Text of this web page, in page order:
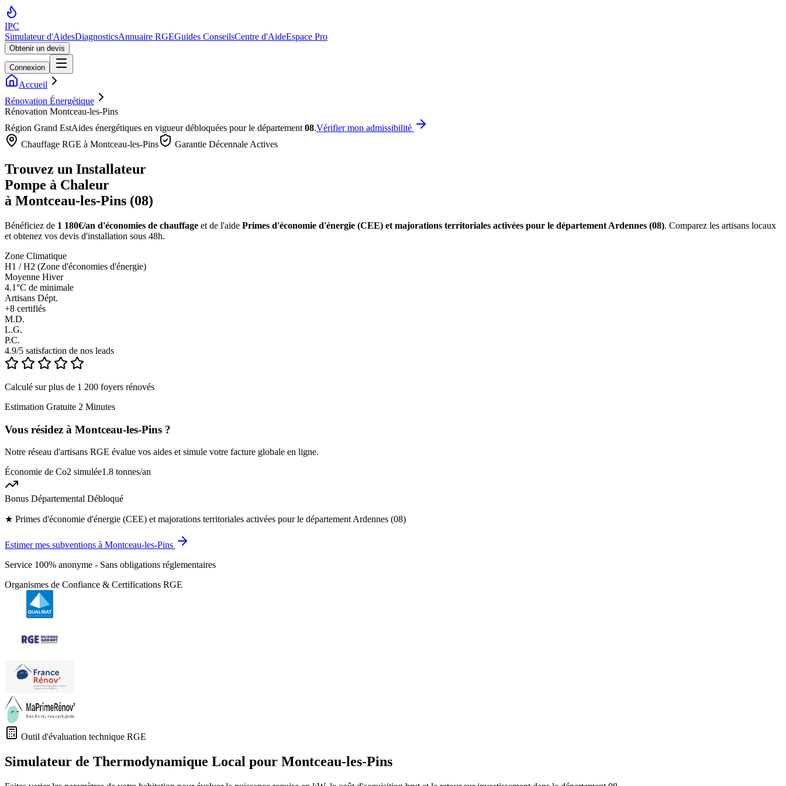
IPC
Simulateur d'AidesDiagnosticsAnnuaire RGEGuides ConseilsCentre d'AideEspace Pro
Obtenir un devis
Connexion
Accueil
Rénovation Énergétique
Rénovation Montceau-les-Pins
Région Grand EstAides énergétiques en vigueur débloquées pour le département 08.Vérifier mon admissibilité
Chauffage RGE à Montceau-les-Pins Garantie Décennale Actives
Trouvez un Installateur
Pompe à Chaleur
à Montceau-les-Pins (08)
Bénéficiez de 1 180€/an d'économies de chauffage et de l'aide Primes d'économie d'énergie (CEE) et majorations territoriales activées pour le département Ardennes (08). Comparez les artisans locaux
et obtenez vos devis d'installation sous 48h.
Zone Climatique
H1 / H2 (Zone d'économies d'énergie)
Moyenne Hiver
4.1°C de minimale
Artisans Dépt.
+8 certifiés
M.D.
L.G.
P.C.
4.9/5 satisfaction de nos leads
Calculé sur plus de 1 200 foyers rénovés
Estimation Gratuite 2 Minutes
Vous résidez à Montceau-les-Pins ?
Notre réseau d'artisans RGE évalue vos aides et simule votre facture globale en ligne.
Économie de Co2 simulée1.8 tonnes/an
Bonus Départemental Débloqué
★ Primes d'économie d'énergie (CEE) et majorations territoriales activées pour le département Ardennes (08)
Estimer mes subventions à Montceau-les-Pins
Service 100% anonyme - Sans obligations réglementaires
Organismes de Confiance & Certifications RGE
Outil d'évaluation technique RGE
Simulateur de Thermodynamique Local pour Montceau-les-Pins